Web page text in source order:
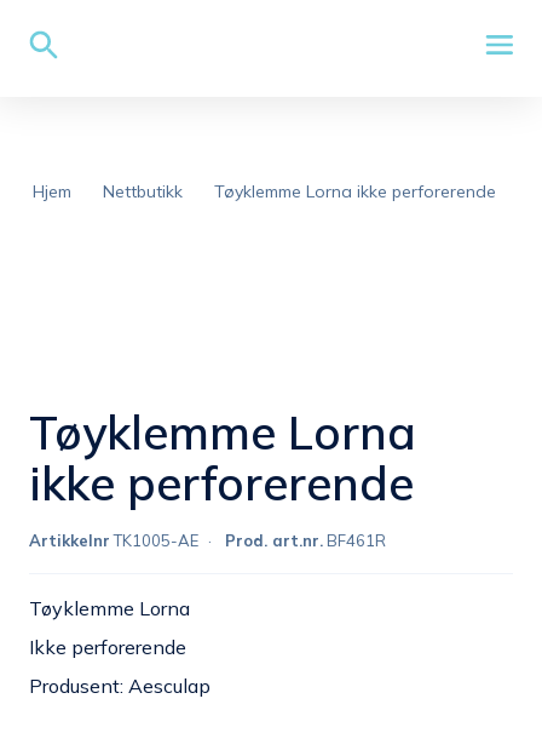
Hjem Nettbutikk Tøyklemme Lorna ikke perforerende
Tøyklemme Lorna
ikke perforerende
ArtikkelnrTK1005-AE Prod. art.nr. BF461R
Tøyklemme Lorna
Ikke perforerende
Produsent: Aesculap